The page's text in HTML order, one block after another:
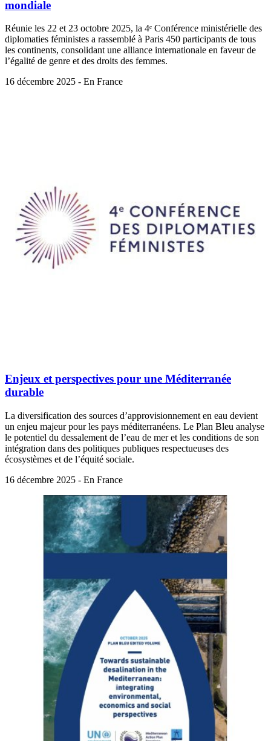
mondiale
Réunie les 22 et 23 octobre 2025, la 4ᵉ Conférence ministérielle des
diplomaties féministes a rassemblé à Paris 450 participants de tous
les continents, consolidant une alliance internationale en faveur de
l’égalité de genre et des droits des femmes.
16 décembre 2025 - En France
Enjeux et perspectives pour une Méditerranée
durable
La diversification des sources d’approvisionnement en eau devient
un enjeu majeur pour les pays méditerranéens. Le Plan Bleu analyse
le potentiel du dessalement de l’eau de mer et les conditions de son
intégration dans des politiques publiques respectueuses des
écosystèmes et de l’équité sociale.
16 décembre 2025 - En France